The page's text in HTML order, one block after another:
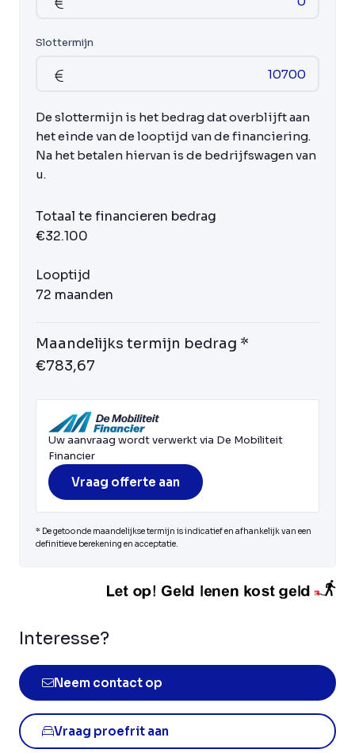
Slottermijn
De slottermijn is het bedrag dat overblijft aan
het einde van de looptijd van de financiering.
Na het betalen hiervan is de bedrijfswagen van
u.
Totaal te financieren bedrag
€32.100
Looptijd
72 maanden
Maandelijks termijn bedrag *
€783,67
Uw aanvraag wordt verwerkt via De Mobiliteit
Financier
Vraag offerte aan
* De getoonde maandelijkse termijn is indicatief en afhankelijk van een
definitieve berekening en acceptatie.
Interesse?
Neem contact op
Vraag proefrit aan